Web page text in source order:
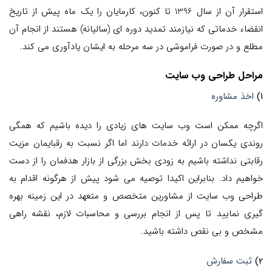
استقرار آن از سال 1396 تا کنون، کارمایان را یک ماه پیش از تاریخ
انقضاء خدماتی که نیازمند تمدید دوره ای (سالیانه) هستند از انجام آن
مطلع و در صورت فراموشی در سه مرحله به ایشان یادآوری می کند.
مراحل طراحی وب سایت
1) اخذ مشاوره
اگرچه ممکن است وب سایت های زیادی را دیده باشیم که همگی
روندی یکسان در ارائه خدمات دارند اما اگر نسبت به رقبایمان مزیت
رقابتی نداشته باشیم به زودی بخش بزرگی از بازار هدفمان را از دست
خواهیم داد. بنابراین اکیدا توصیه می شود پیش از هرگونه اقدام به
طراحی وب سایت از مشاورین متخصص و متعهد در این زمینه بهره
گیری نمایید تا پس از انجام بررسی و محاسبات لازم، نقشه راهی
مشخص و بی نقص داشته باشید.
2) ثبت سفارش